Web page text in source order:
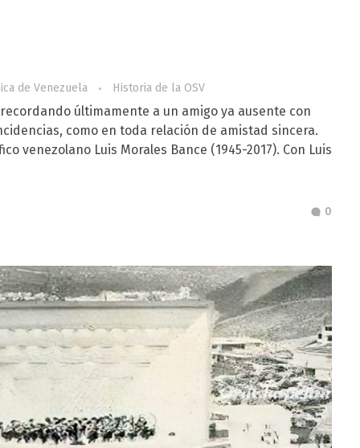
de Venezuela Historia de la OSV
últimamente a un amigo ya ausente con
como en toda relación de amistad sincera.
venezolano Luis Morales Bance (1945-2017). Con Luis
0